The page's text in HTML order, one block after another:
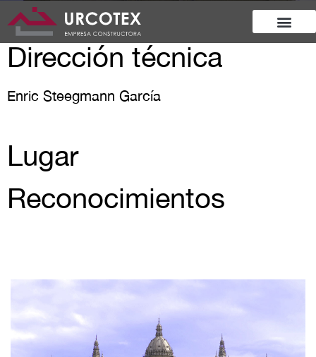
Dirección técnica
Enric Steegmann García
Lugar
Reconocimientos